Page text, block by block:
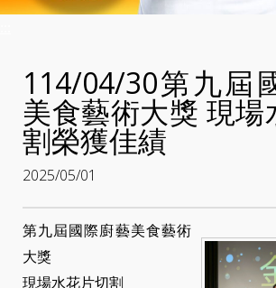
114/04/30第九屆
美食藝術大獎 現場
割榮獲佳績
2025/05/01
第九屆國際廚藝美食藝術
大獎
現場水花片切割